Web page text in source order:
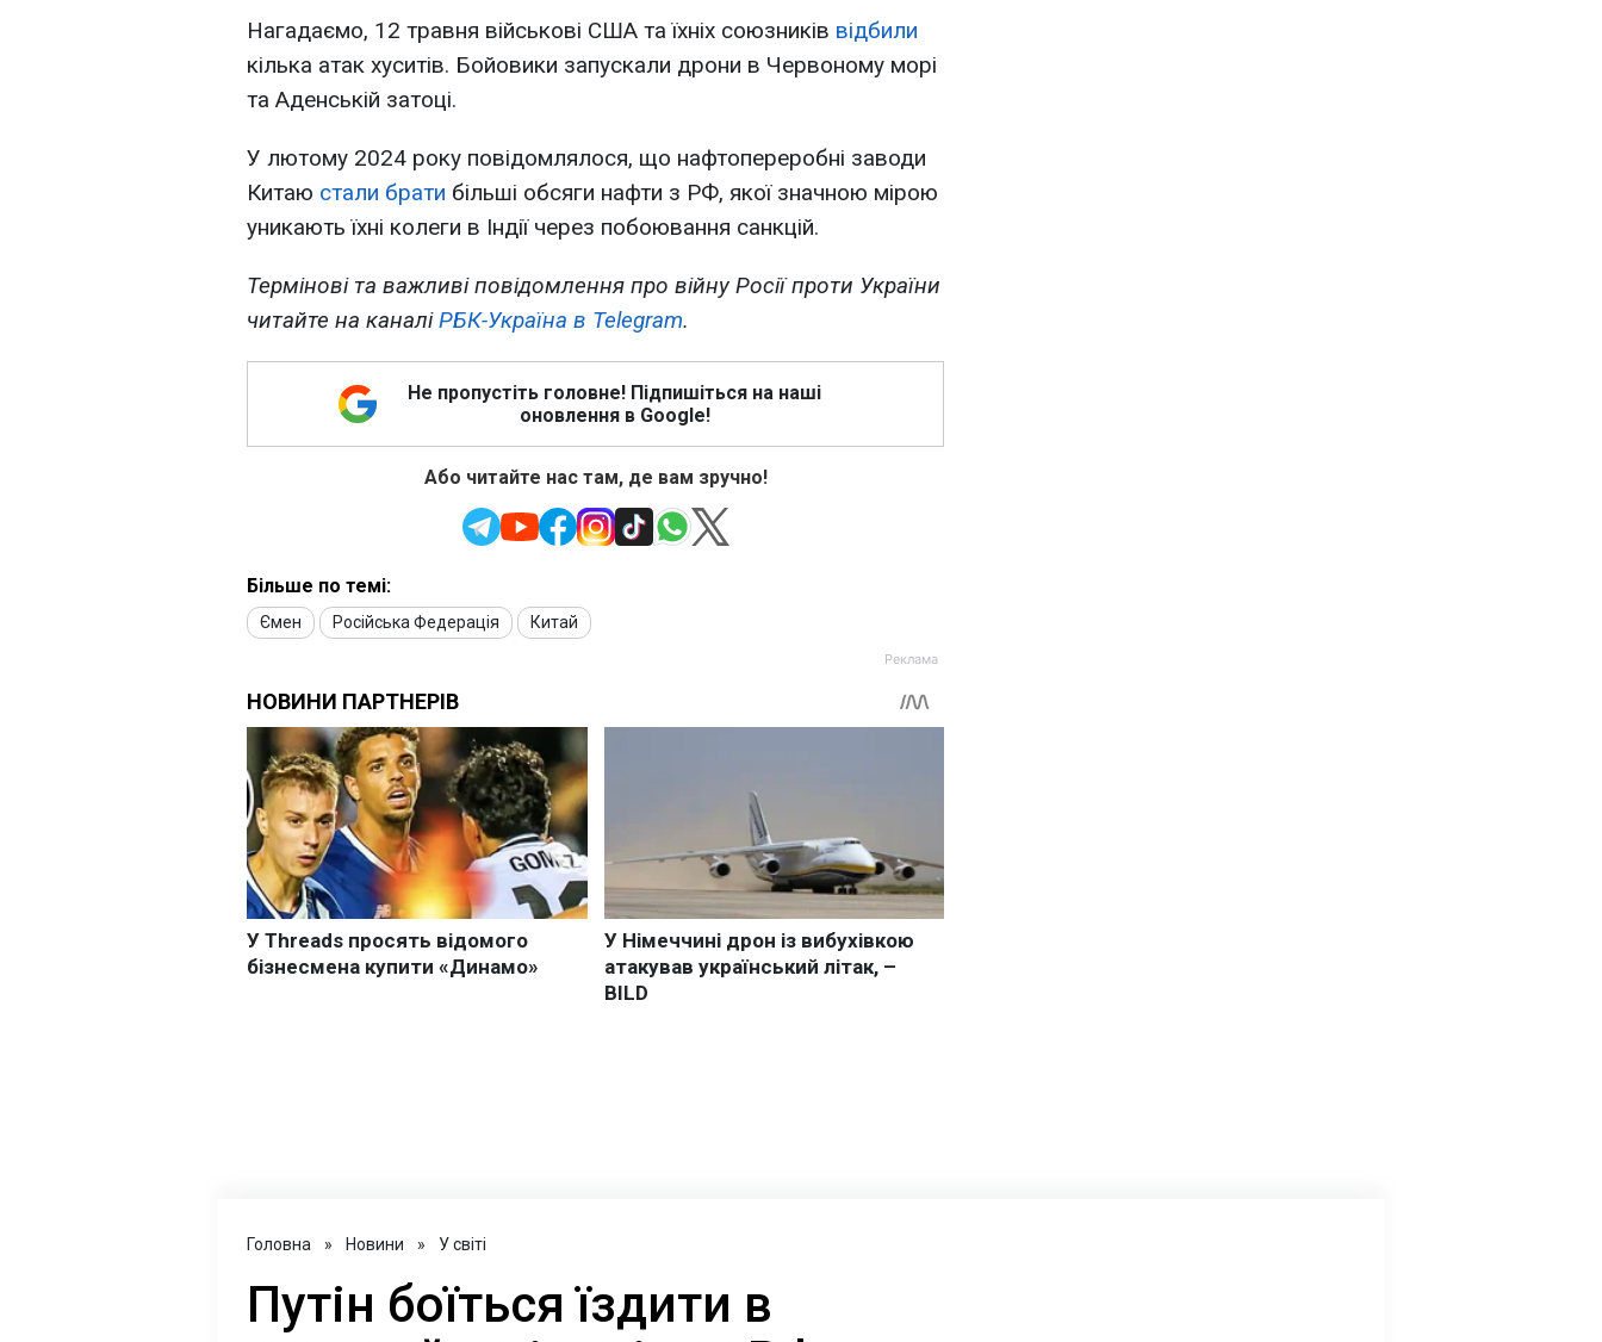
Нагадаємо, 12 травня військові США та їхніх союзників відбили
кілька атак хуситів. Бойовики запускали дрони в Червоному морі
та Аденській затоці.
У лютому 2024 року повідомлялося, що нафтопереробні заводи
Китаю стали брати більші обсяги нафти з РФ, якої значною мірою
уникають їхні колеги в Індії через побоювання санкцій.
Термінові та важливі повідомлення про війну Росії проти України
читайте на каналіРБК-Україна в Telegram.
Не пропустіть головне! Підпишіться на наші
оновлення в Google!
Або читайте нас там, де вам зручно!
Більше по темі:
Ємен Російська Федерація Китай
Головна » Новини » У світі
Путін боїться їздити в